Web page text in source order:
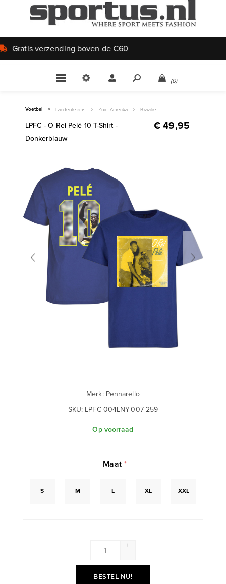
Uniek aanbod
(0)
Voetbal > Landenteams > Zuid-Amerika > Brazilie
LPFC - O Rei Pelé 10 T-Shirt -
Donkerblauw
€ 49,95
Merk: Pennarello
SKU: LPFC-004LNY-007-259
Op voorraad
Maat*
S M L XL XXL
+
-
BESTEL NU!